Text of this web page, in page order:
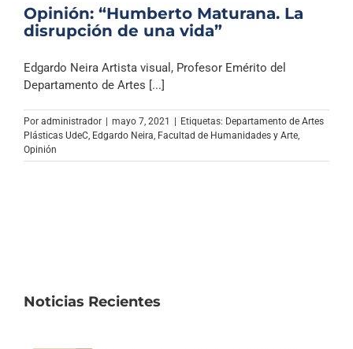
Columnas
Especiales
Archivo Sonoro
Opinión: “Humberto Maturana. La
disrupción de una vida”
Edgardo Neira Artista visual, Profesor Emérito del
Departamento de Artes [...]
Por administrador mayo 7, 2021 Etiquetas: Departamento de Artes
Plásticas UdeC, Edgardo Neira, Facultad de Humanidades y Arte,
Opinión
Noticias Recientes